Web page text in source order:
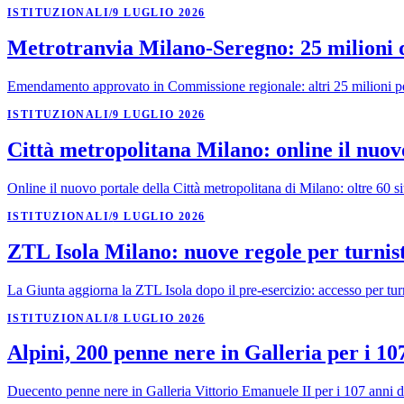
ISTITUZIONALI/9 LUGLIO 2026
Metrotranvia Milano-Seregno: 25 milioni
Emendamento approvato in Commissione regionale: altri 25 milioni
ISTITUZIONALI/9 LUGLIO 2026
Città metropolitana Milano: online il
Online il nuovo portale della Città metropolitana di Milano: oltre 60
ISTITUZIONALI/9 LUGLIO 2026
ZTL Isola Milano: nuove regole per
La Giunta aggiorna la ZTL Isola dopo il pre-esercizio: accesso per
ISTITUZIONALI/8 LUGLIO 2026
Alpini, 200 penne nere in Galleria per i
Duecento penne nere in Galleria Vittorio Emanuele II per i 107 anni